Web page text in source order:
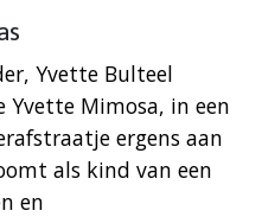
Yvette Bulteel
Yvette Mimosa, in een
ergens aan
als kind van een
en